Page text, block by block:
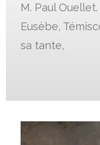
M. Paul
Eusèbe,
sa tante,